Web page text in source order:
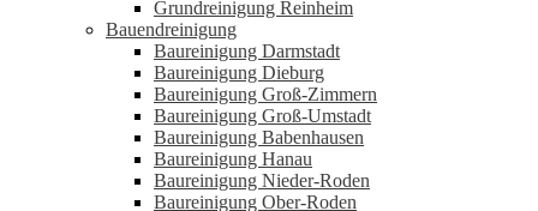
Grundreinigung Reinheim
Bauendreinigung
Baureinigung Darmstadt
Baureinigung Dieburg
Baureinigung Groß-Zimmern
Baureinigung Groß-Umstadt
Baureinigung Babenhausen
Baureinigung Hanau
Baureinigung Nieder-Roden
Baureinigung Ober-Roden